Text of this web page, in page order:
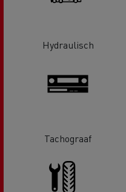
Hydraulisch
Tachograaf